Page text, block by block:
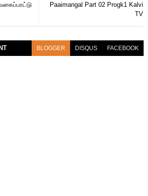
Paaimangal Part 02 Progk1 Kalvi
TV
BLOGGER DISQUS FACEBOOK